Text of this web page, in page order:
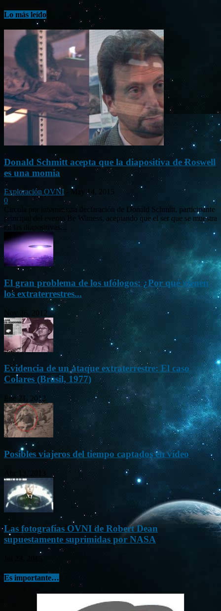
Lo más leído
Donald Schmitt acepta que la diapositiva de Roswell
es una momia
Exploración OVNI
May 14, 2015
0
Circula por internet una declaración de Donald Schmitt, participante
principal del evento Be Witness, aceptando que el ser que se muestra
en las diapositivas...
El gran problema de los ufólogos: ¿Por qué vienen
los extraterrestres...
Nov 26, 2012
Evidencia de un ataque extraterrestre: El caso
Colares (Brasil, 1977)
Ene 21, 2012
Posibles viajeros del tiempo captados en vídeo
Las fotografías OVNI de Robert Dean
supuestamente suprimidas por NASA
Jul 23, 2015
Es importante…